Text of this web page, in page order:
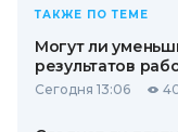
ТАКЖЕ ПО ТЕМЕ
Могут ли
результатов
Сегодня 13:06